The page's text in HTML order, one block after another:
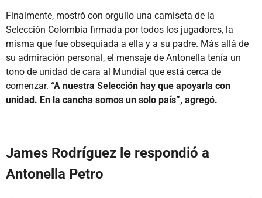
Finalmente, mostró con orgullo una camiseta de la
Selección Colombia firmada por todos los jugadores, la
misma que fue obsequiada a ella y a su padre. Más allá de
su admiración personal, el mensaje de Antonella tenía un
tono de unidad de cara al Mundial que está cerca de
comenzar. “A nuestra Selección hay que apoyarla con
unidad. En la cancha somos un solo país”, agregó.
James Rodríguez le respondió a
Antonella Petro